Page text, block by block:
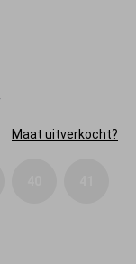
Maat uitverkocht?